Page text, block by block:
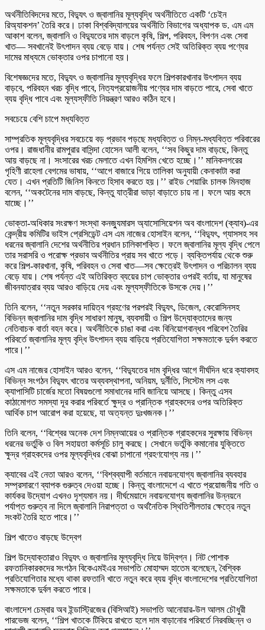
অর্থনীতিবিদদের মতে, বিদ্যুৎ ও জ্বালানির মূল্যবৃদ্ধি অর্থনীতিতে একটি ‘চেইন
রিঅ্যাকশন’ তৈরি করে। ঢাকা বিশ্ববিদ্যালয়ের অর্থনীতি বিভাগের অধ্যাপক ড. এম এম
আকাশ বলেন, জ্বালানি ও বিদ্যুতের দাম বাড়লে কৃষি, শিল্প, পরিবহন, বিপণন এবং সেবা
খাত— সবখানেই উৎপাদন ব্যয় বেড়ে যায়। শেষ পর্যন্ত সেই অতিরিক্ত ব্যয় পণ্যের
দামের মাধ্যমে ভোক্তার ওপর চাপানো হয়।
বিশেষজ্ঞদের মতে, বিদ্যুৎ ও জ্বালানির মূল্যবৃদ্ধির ফলে শিল্পকারখানার উৎপাদন ব্যয়
বাড়বে, পরিবহন খরচ বৃদ্ধি পাবে, নিত্যপ্রয়োজনীয় পণ্যের দাম বাড়তে পারে, সেবা খাতে
ব্যয় বৃদ্ধি পাবে এবং মূল্যস্ফীতি নিয়ন্ত্রণ আরও কঠিন হবে।
সবচেয়ে বেশি চাপে মধ্যবিত্ত
সাম্প্রতিক মূল্যবৃদ্ধির সবচেয়ে বড় প্রভাব পড়ছে মধ্যবিত্ত ও নিম্ন-মধ্যবিত্ত পরিবারের
ওপর। রাজধানীর রামপুরার বাসিন্দা হোসেন আলী বলেন, ‘‘সব কিছুর দাম বাড়ছে, কিন্তু
আয় বাড়ছে না। সংসারের খরচ মেলাতে এখন হিমশিম খেতে হচ্ছে।’’ মানিকনগরের
গৃহিণী রাহেলা বেগমের ভাষায়, ‘‘আগে বাজারে গিয়ে তালিকা অনুযায়ী কেনাকাটা করা
যেত। এখন প্রতিটি জিনিস কিনতে হিসাব করতে হয়।’’ রাইড শেয়ারিং চালক মিনহাজ
বলেন, ‘‘অকটেনের দাম বাড়ছে, কিন্তু যাত্রীরা ভাড়া বাড়াতে চায় না। ফলে আয় কমে
যাচ্ছে।’’
ভোক্তা-অধিকার সংরক্ষণ সংস্থা কনজ্যুমারস অ্যাসোসিয়েশন অব বাংলাদেশ (ক্যাব)-এর
কেন্দ্রীয় কমিটির ভাইস প্রেসিডেন্ট এস এম নাজের হোসাইন বলেন, ‘‘বিদ্যুৎ, গ্যাসসহ সব
ধরনের জ্বালানি দেশের অর্থনীতির প্রধান চালিকাশক্তি। ফলে জ্বালানির মূল্য বৃদ্ধি পেলে
তার সরাসরি ও পরোক্ষ প্রভাব অর্থনীতির প্রায় সব খাতে পড়ে। ব্যক্তিপর্যায় থেকে শুরু
করে শিল্প-কারখানা, কৃষি, পরিবহন ও সেবা খাত—সব ক্ষেত্রেই উৎপাদন ও পরিচালন ব্যয়
বেড়ে যায়। শেষ পর্যন্ত এই অতিরিক্ত ব্যয়ের চাপ ভোক্তার ওপরই বর্তায়, যা মানুষের
জীবনযাত্রার ব্যয় আরও বাড়িয়ে দেয় এবং মূল্যস্ফীতিকে উসকে দেয়।’’
তিনি বলেন, ‘‘নতুন সরকার দায়িত্ব গ্রহণের পরপরই বিদ্যুৎ, ডিজেল, কেরোসিনসহ
বিভিন্ন জ্বালানির দাম বৃদ্ধি সাধারণ মানুষ, ব্যবসায়ী ও শিল্প উদ্যোক্তাদের জন্য
নেতিবাচক বার্তা বহন করে। অর্থনীতিকে চাঙা করা এবং বিনিয়োগবান্ধব পরিবেশ তৈরির
পরিবর্তে জ্বালানির মূল্য বৃদ্ধি উৎপাদন ব্যয় বাড়িয়ে প্রতিযোগিতা সক্ষমতাকে দুর্বল করতে
পারে।’’
এস এম নাজের হোসাইন আরও বলেন, ‘‘বিদ্যুতের দাম বৃদ্ধির আগে দীর্ঘদিন ধরে ক্যাবসহ
বিভিন্ন সংগঠন বিদ্যুৎ খাতের অব্যবস্থাপনা, অনিয়ম, দুর্নীতি, সিস্টেম লস এবং
ক্যাপাসিটি চার্জের মতো বিষয়গুলো সমাধানের দাবি জানিয়ে আসছে। কিন্তু এসব
কাঠামোগত সমস্যা দূর করার পরিবর্তে ক্ষুদ্র ও প্রান্তিক গ্রাহকদের ওপর অতিরিক্ত
আর্থিক চাপ আরোপ করা হয়েছে, যা অত্যন্ত দুঃখজনক।’’
তিনি বলেন, ‘‘বিশ্বের অনেক দেশ নিম্নআয়ের ও প্রান্তিক গ্রাহকদের সুরক্ষায় বিভিন্ন
ধরনের ভর্তুকি ও বিল সহায়তা কর্মসূচি চালু করছে। সেখানে ভর্তুকি কমানোর যুক্তিতে
ক্ষুদ্র গ্রাহকদের ওপর মূল্যবৃদ্ধির বোঝা চাপানো গ্রহণযোগ্য নয়।’’
ক্যাবের এই নেতা আরও বলেন, ‘‘বিশ্বব্যাপী বর্তমানে নবায়নযোগ্য জ্বালানির ব্যবহার
সম্প্রসারণে ব্যাপক গুরুত্ব দেওয়া হচ্ছে। কিন্তু বাংলাদেশে এ খাতে প্রয়োজনীয় গতি ও
কার্যকর উদ্যোগ এখনও দৃশ্যমান নয়। দীর্ঘমেয়াদে নবায়নযোগ্য জ্বালানির উন্নয়নে
পর্যাপ্ত গুরুত্ব না দিলে জ্বালানি নিরাপত্তা ও অর্থনৈতিক স্থিতিশীলতার ক্ষেত্রে নতুন
সংকট তৈরি হতে পারে।’’
শিল্প খাতেও বাড়ছে উদ্বেগ
শিল্প উদ্যোক্তারাও বিদ্যুৎ ও জ্বালানির মূল্যবৃদ্ধি নিয়ে উদ্বিগ্ন। নিট পোশাক
রফতানিকারকদের সংগঠন বিকেএমইএর সভাপতি মোহাম্মদ হাতেম বলেছেন, বৈশ্বিক
প্রতিযোগিতার মধ্যে থাকা রফতানি খাতে নতুন করে ব্যয় বৃদ্ধি বাংলাদেশের প্রতিযোগিতা
সক্ষমতাকে দুর্বল করতে পারে।
বাংলাদেশ চেম্বার অব ইন্ডাস্ট্রিজের (বিসিআই) সভাপতি আনোয়ার-উল আলম চৌধুরী
পারভেজ বলেন, ‘‘শিল্প খাতকে টিকিয়ে রাখতে হলে দাম বাড়ানোর পরিবর্তে নিরবচ্ছিন্ন ও